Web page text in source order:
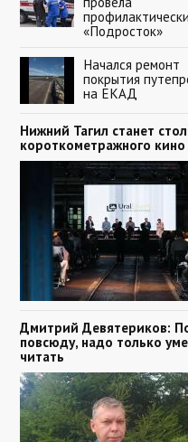
«Подросток»
Начался ремонт
покрытия
на ЕКАД
Нижний Тагил станет
короткометражного кино
Дмитрий Девятериков:
повсюду, надо только
читать